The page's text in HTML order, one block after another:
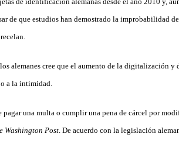
de que estudios han demostrado la improbabilidad
alemanes cree que el aumento de la digitalización y
a la intimidad.
una multa o cumplir una pena de cárcel por
Washington Post . De acuerdo con la legislación